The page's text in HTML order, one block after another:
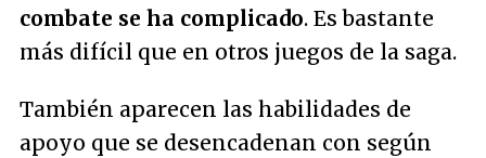
combate se ha complicado. Es bastante
más difícil que en otros juegos de la saga.
También aparecen las habilidades de
apoyo que se desencadenan con según